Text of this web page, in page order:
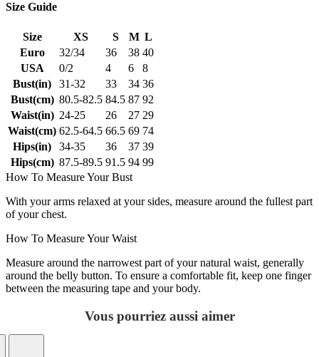
Size Guide
Size XS S M L
Euro
32/34 36 38 40
USA
0/2 4 6
8
Bust(in)
31-32 33 34 36
Bust(cm) 80.5-82.5 84.5 87 92
Waist(in) 24-25 26 27 29
Waist(cm) 62.5-64.5 66.5 69 74
Hips(in)
34-35 36 37 39
Hips(cm) 87.5-89.5 91.5 94 99
How To Measure Your Bust
With your arms relaxed at your sides, measure around the fullest part
of your chest.
How To Measure Your Waist
Measure around the narrowest part of your natural waist, generally
around the belly button. To ensure a comfortable fit, keep one finger
between the measuring tape and your body.
Vous pourriez aussi aimer